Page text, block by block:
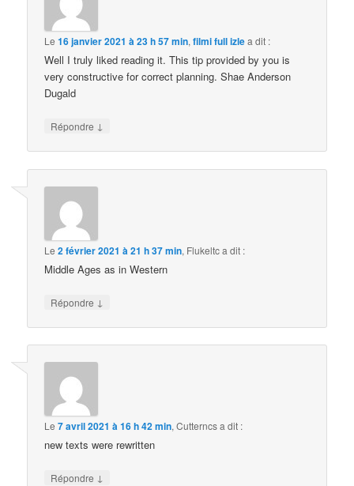
Le16 janvier 2021 à 23 h 57 min,filmi full izlea dit :
Well I truly liked reading it. This tip provided by you is
very constructive for correct planning. Shae Anderson
Dugald
Répondre ↓
Le2 février 2021 à 21 h 37 min, Flukeltca dit :
Middle Ages as in Western
Répondre ↓
Le7 avril 2021 à 16 h 42 min,Cutterncsa dit :
new texts were rewritten
Répondre ↓